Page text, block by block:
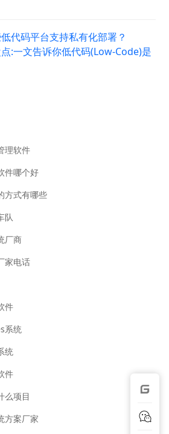
代码平台支持私有化部署？
:一文告诉你低代码(Low-Code)是
理软件
件哪个好
方式有哪些
队
厂商
家电话
件
系统
统
件
么项目
方案厂家